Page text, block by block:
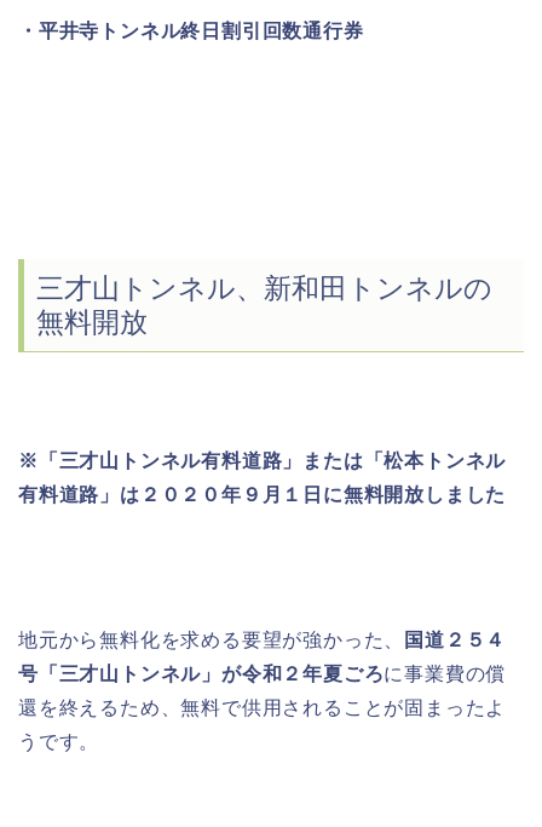
・平井寺トンネル終日割引回数通行券
三才山トンネル、新和田トンネルの
無料開放
※「三才山トンネル有料道路」または「松本トンネル
有料道路」は２０２０年９月１日に無料開放しました
地元から無料化を求める要望が強かった、
国道２５４
号「三才山トンネル」が令和２年夏ごろに事業費の償
還を終えるため、無料で供用されることが固まったよ
うです。